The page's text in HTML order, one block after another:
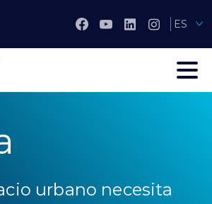
ES
urbano necesita